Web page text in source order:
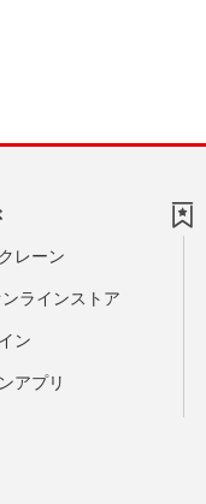
レーン
ラインストア
ン
アプリ